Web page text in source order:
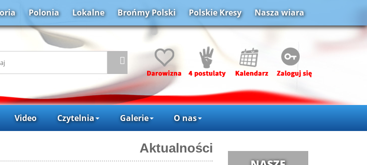
Polonia Lokalne Brońmy Polski Polskie Kresy Nasza wiara
Video Czytelnia Galerie O nas
Aktualności